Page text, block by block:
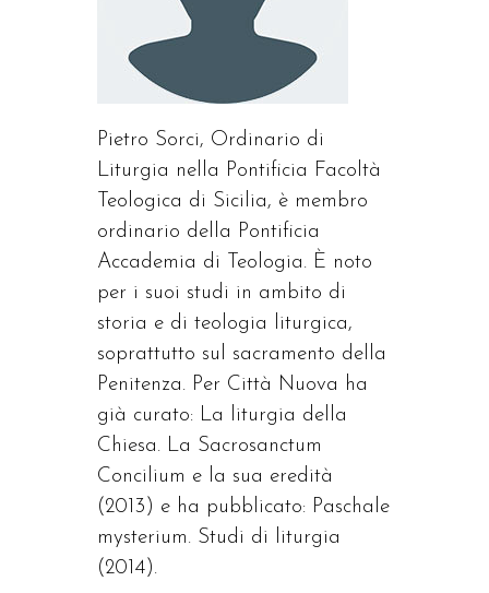
Pietro Sorci, Ordinario di
Liturgia nella Pontificia Facoltà
Teologica di Sicilia, è membro
ordinario della Pontificia
Accademia di Teologia. È noto
per i suoi studi in ambito di
storia e di teologia liturgica,
soprattutto sul sacramento della
Penitenza. Per Città Nuova ha
già curato: La liturgia della
Chiesa. La Sacrosanctum
Concilium e la sua eredità
(2013) e ha pubblicato: Paschale
mysterium. Studi di liturgia
(2014).